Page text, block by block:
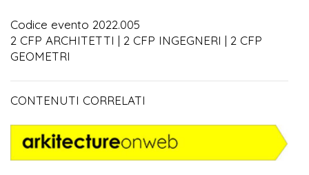
Codice evento 2022.005
2 CFP ARCHITETTI | 2 CFP INGEGNERI | 2 CFP
GEOMETRI
CONTENUTI CORRELATI